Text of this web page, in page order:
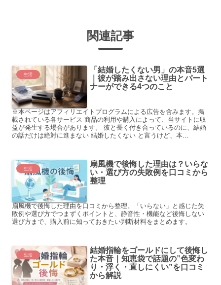
関連記事
生活
「結婚したくない男」の本音5選
｜彼が踏み出さない理由とパート
ナーができる4つのこと
※本ページはアフィリエイトプログラムによる広告を含みます。掲
載されている各サービス 商品の利用や購入によって、当サイトに収
益が発生する場合があります。 彼と長く付き合っているのに、結婚
の話だけは絶対に進まない 結婚したくない と言うけど、本…
生活
扇風機で後悔した理由は？いらな
い・選び方の失敗例を口コミから
整理
扇風機で後悔した理由を口コミから整理。「いらない」と感じた失
敗例や選び方でつまずくポイントと、静音性・機能など後悔しない
選び方まで、購入前に知っておきたい判断材料をまとめます。
生活
結婚指輪をゴールドにして後悔し
た本音｜知恵袋で話題の”色変わ
り・浮く・直しにくい”を口コミ
から解説